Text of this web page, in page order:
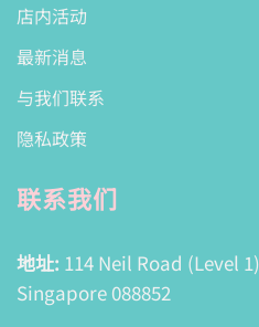
店内活动
最新消息
与我们联系
隐私政策
联系我们
地址: 114 Neil Road (Level 1)
Singapore 088852